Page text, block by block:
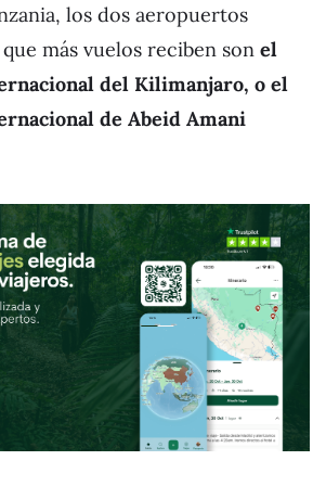
los dos aeropuertos
más vuelos reciben son el
del Kilimanjaro, o el
de Abeid Amani